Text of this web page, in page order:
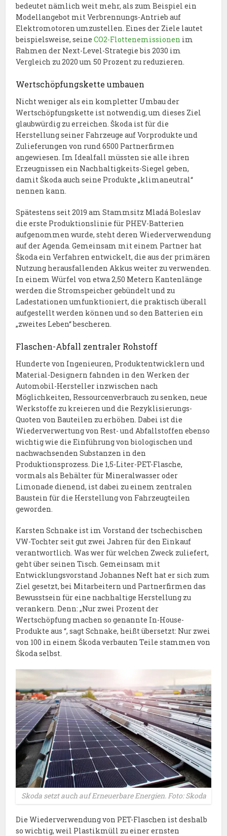
bedeutet nämlich weit mehr, als zum Beispiel ein
Modellangebot mit Verbrennungs-Antrieb auf
Elektromotoren umzustellen. Eines der Ziele lautet
beispielsweise, seineCO2-Flottenemissionen im
Rahmen der Next-Level-Strategie bis 2030 im
Vergleich zu 2020 um 50 Prozent zu reduzieren.
Wertschöpfungskette umbauen
Nicht weniger als ein kompletter Umbau der
Wertschöpfungskette ist notwendig, um dieses Ziel
glaubwürdig zu erreichen. Škoda ist für die
Herstellung seiner Fahrzeuge auf Vorprodukte und
Zulieferungen von rund 6500 Partnerfirmen
angewiesen. Im Idealfall müssten sie alle ihren
Erzeugnissen ein Nachhaltigkeits-Siegel geben,
damit Škoda auch seine Produkte „klimaneutral“
nennen kann.
Spätestens seit 2019 am Stammsitz Mladá Boleslav
die erste Produktionslinie für PHEV-Batterien
aufgenommen wurde, steht deren Wiederverwendung
auf der Agenda. Gemeinsam mit einem Partner hat
Škoda ein Verfahren entwickelt, die aus der primären
Nutzung herausfallenden Akkus weiter zu verwenden.
In einem Würfel von etwa 2,50 Metern Kantenlänge
werden die Stromspeicher gebündelt und zu
Ladestationen umfunktioniert, die praktisch überall
aufgestellt werden können und so den Batterien ein
„zweites Leben“ bescheren.
Flaschen-Abfall zentraler Rohstoff
Hunderte von Ingenieuren, Produktentwicklern und
Material-Designern fahnden in den Werken der
Automobil-Hersteller inzwischen nach
Möglichkeiten, Ressourcenverbrauch zu senken, neue
Werkstoffe zu kreieren und die Rezyklisierungs-
Quoten von Bauteilen zu erhöhen. Dabei ist die
Wiederverwertung von Rest- und Abfallstoffen ebenso
wichtig wie die Einführung von biologischen und
nachwachsenden Substanzen in den
Produktionsprozess. Die 1,5-Liter-PET-Flasche,
vormals als Behälter für Mineralwasser oder
Limonade dienend, ist dabei zu einem zentralen
Baustein für die Herstellung von Fahrzeugteilen
geworden.
Karsten Schnake ist im Vorstand der tschechischen
VW-Tochter seit gut zwei Jahren für den Einkauf
verantwortlich. Was wer für welchen Zweck zuliefert,
geht über seinen Tisch. Gemeinsam mit
Entwicklungsvorstand Johannes Neft hat er sich zum
Ziel gesetzt, bei Mitarbeitern und Partnerfirmen das
Bewusstsein für eine nachhaltige Herstellung zu
verankern. Denn: „Nur zwei Prozent der
Wertschöpfung machen so genannte In-House-
Produkte aus “, sagt Schnake, heißt übersetzt: Nur zwei
von 100 in einem Škoda verbauten Teile stammen von
Škoda selbst.
Skoda setzt auch auf Erneuerbare Energien. Foto: Skoda
Die Wiederverwendung von PET-Flaschen ist deshalb
so wichtig, weil Plastikmüll zu einer ernsten